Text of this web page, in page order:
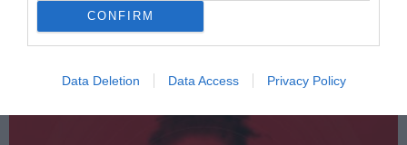
CONFIRM
Data Deletion Data Access Privacy Policy
Βίντεο: Το τρομακτικό
ρομπότ-«κένταυρος» με το αλυσοπρίονο
31.07.2026 | 07:00